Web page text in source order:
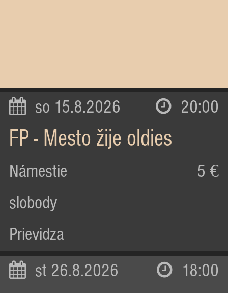
so 15.8.2026 20:00
FP - Mesto žije oldies
Námestie
slobody
Prievidza
5 €
st 26.8.2026 18:00